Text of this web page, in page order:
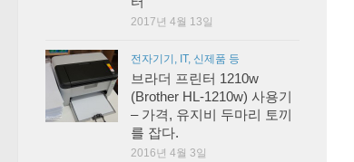
2017년 4월 13일
전자기기, IT, 신제품 등
브라더 프린터 1210w
(Brother HL-1210w) 사용기
– 가격, 유지비 두마리 토끼
를 잡다.
2016년 4월 3일